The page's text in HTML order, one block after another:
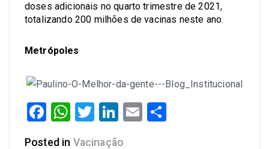
doses adicionais no quarto trimestre de 2021,
totalizando 200 milhões de vacinas neste ano.
Metrópoles
Facebook
WhatsApp
Twitter
LinkedIn
Email
Posted in Vacinação